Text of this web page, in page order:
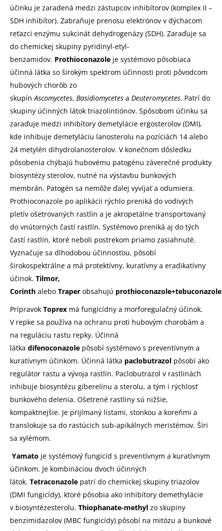
účinku je zaradená medzi zástupcov inhibítorov (komplex II –
SDH inhibítor). Zabraňuje prenosu elektrónov v dýchacom
reťazci enzýmu sukcinát dehydrogenázy (SDH). Zaraďuje sa
do chemickej skupiny pyridinyl-etyl-
benzamidov. Prothioconazole je systémovo pôsobiaca
účinná látka so širokým spektrom účinnosti proti pôvodcom
hubových chorôb zo
skupín Ascomycetes, Basidiomycetes a Deuteromycetes. Patrí do
skupiny účinných látok triazolintiónov. Spôsobom účinku sa
zaraďuje medzi inhibítory demetylácie ergosterolov (DMI),
kde inhibuje demetyláciu lanosterolu na pozíciách 14 alebo
24 metylén dihydrolanosterolov. V konečnom dôsledku
pôsobenia chýbajú hubovému patogénu záverečné produkty
biosyntézy sterolov, nutné na výstavbu bunkových
membrán. Patogén sa nemôže ďalej vyvíjať a odumiera.
Prothioconazole po aplikácii rýchlo preniká do vodivých
pletív ošetrovaných rastlín a je akropetálne transportovaný
do vnútorných častí rastlín. Systémovo preniká aj do tých
častí rastlín, ktoré neboli postrekom priamo zasiahnuté.
Vyznačuje sa dlhodobou účinnosťou, pôsobí
širokospektrálne a má protektívny, kuratívny a eradikatívny
účinok. Tilmor,
Corinth alebo Traper obsahujú prothioconazole+tebuconazole
Prípravok Toprex má fungicídny a morforegulačný účinok.
V repke sa používa na ochranu proti hubovým chorobám a
na reguláciu rastu repky. Účinná
látka difenoconazole pôsobí systémovo s preventívnym a
kuratívnym účinkom. Účinná látka paclobutrazol pôsobí ako
regulátor rastu a vývoja rastlín. Paclobutrazol v rastlinách
inhibuje biosyntézu giberelínu a sterolu, a tým i rýchlosť
bunkového delenia. Ošetrené rastliny sú nižšie,
kompaktnejšie. Je prijímaný listami, stonkou a koreňmi a
translokuje sa do rastúcich sub-apikálnych meristémov. Šíri
sa xylémom.
Yamato je systémový fungicíd s preventívnym a kuratívnym
účinkom. Je kombináciou dvoch účinných
látok. Tetraconazole patrí do chemickej skupiny triazolov
(DMI fungicídy), ktoré pôsobia ako inhibítory demethylácie
v biosyntézesterolu. Thiophanate-methyl zo skupiny
benzimidazolov (MBC fungicídy) pôsobí na mitózu a bunkové